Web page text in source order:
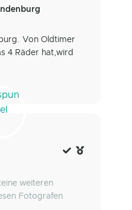
Von Oldtimer
4 Räder hat,wird
weiteren
Fotografen